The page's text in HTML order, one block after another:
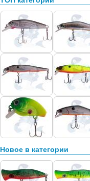
Новое в категории